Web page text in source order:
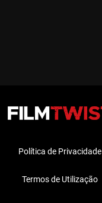
Política de Privacidade
Termos de Utilização